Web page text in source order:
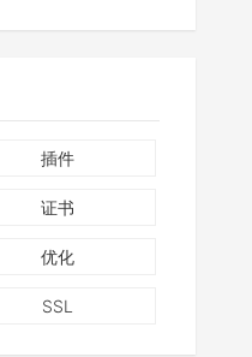
插件
证书
优化
SSL